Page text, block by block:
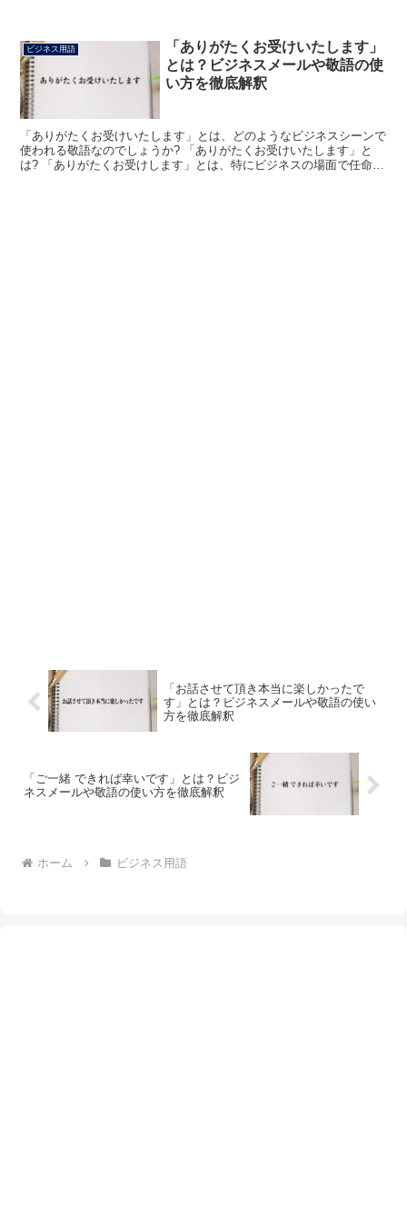
ビジネス用語
「ありがたくお受けいたします」
とは？ビジネスメールや敬語の使
い方を徹底解釈
「ありがたくお受けいたします」とは、どのようなビジネスシーンで
使われる敬語なのでしょうか? 「ありがたくお受けいたします」と
は? 「ありがたくお受けします」とは、特にビジネスの場面で任命さ
「お話させて頂き本当に楽しかったで
す」とは？ビジネスメールや敬語の使い
方を徹底解釈
「ご一緒 できれば幸いです」とは？ビジ
ネスメールや敬語の使い方を徹底解釈
ホーム ビジネス用語